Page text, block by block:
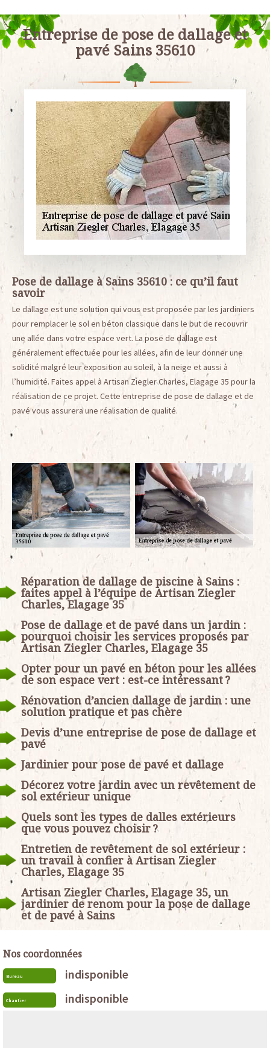
Entreprise de pose de dallage et
pavé Sains 35610
Pose de dallage à Sains 35610 : ce qu’il faut
savoir
Le dallage est une solution qui vous est proposée par les jardiniers
pour remplacer le sol en béton classique dans le but de recouvrir
une allée dans votre espace vert. La pose de dallage est
généralement effectuée pour les allées, afin de leur donner une
solidité malgré leur exposition au soleil, à la neige et aussi à
l’humidité. Faites appel à Artisan Ziegler Charles, Elagage 35 pour la
réalisation de ce projet. Cette entreprise de pose de dallage et de
pavé vous assurera une réalisation de qualité.
Réparation de dallage de piscine à Sains :
faites appel à l’équipe de Artisan Ziegler
Charles, Elagage 35
Pose de dallage et de pavé dans un jardin :
pourquoi choisir les services proposés par
Artisan Ziegler Charles, Elagage 35
Opter pour un pavé en béton pour les allées
de son espace vert : est-ce intéressant ?
Rénovation d’ancien dallage de jardin : une
solution pratique et pas chère
Devis d’une entreprise de pose de dallage et
pavé
Jardinier pour pose de pavé et dallage
Décorez votre jardin avec un revêtement de
sol extérieur unique
Quels sont les types de dalles extérieurs
que vous pouvez choisir ?
Entretien de revêtement de sol extérieur :
un travail à confier à Artisan Ziegler
Charles, Elagage 35
Artisan Ziegler Charles, Elagage 35, un
jardinier de renom pour la pose de dallage
et de pavé à Sains
Nos coordonnées
Bureau indisponible
Chantier indisponible